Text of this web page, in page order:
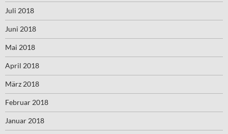
Juli 2018
Juni 2018
Mai 2018
April 2018
März 2018
Februar 2018
Januar 2018